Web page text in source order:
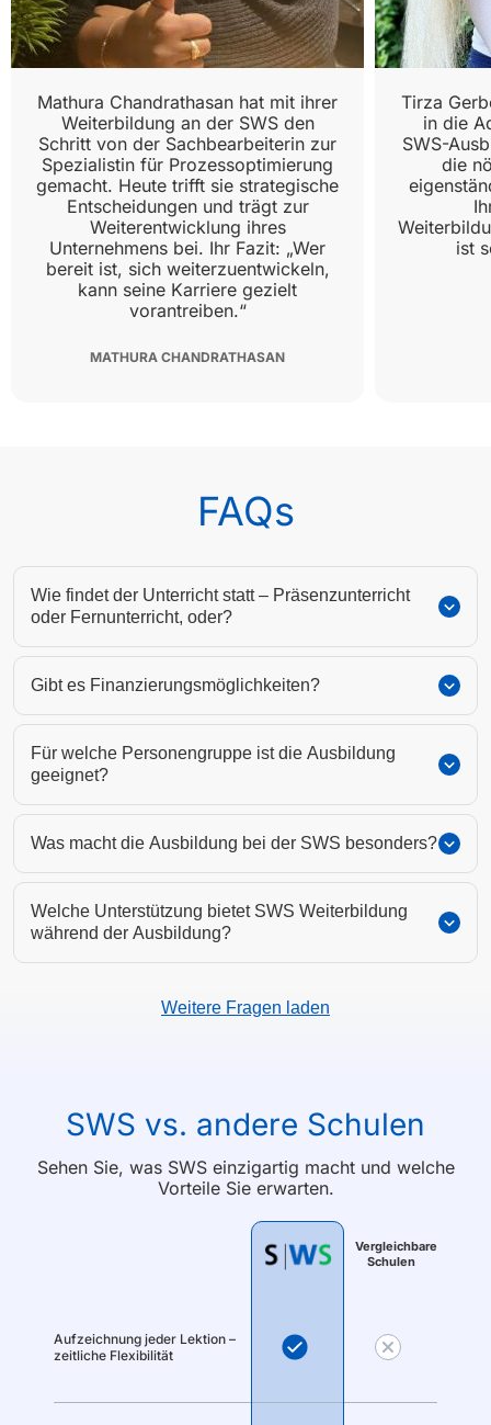
Mathura Chandrathasan hat mit ihrer
Weiterbildung an der SWS den
Schritt von der Sachbearbeiterin zur
Spezialistin für Prozessoptimierung
gemacht. Heute trifft sie strategische
Entscheidungen und trägt zur
Weiterentwicklung ihres
Unternehmens bei. Ihr Fazit: „Wer
bereit ist, sich weiterzuentwickeln,
kann seine Karriere gezielt
vorantreiben.“
MATHURA CHANDRATHASAN
Tirza
in die
SWS-
die
ist
FAQs
Wie findet der Unterricht statt – Präsenzunterricht
oder Fernunterricht, oder?
Gibt es Finanzierungsmöglichkeiten?
Für welche Personengruppe ist die Ausbildung
geeignet?
Was macht die Ausbildung bei der SWS besonders?
Welche Unterstützung bietet SWS Weiterbildung
während der Ausbildung?
Weitere Fragen laden
SWS vs. andere Schulen
Sehen Sie, was SWS einzigartig macht und welche
Vorteile Sie erwarten.
Aufzeichnung jeder Lektion –
zeitliche Flexibilität
Vergleichbare
Schulen